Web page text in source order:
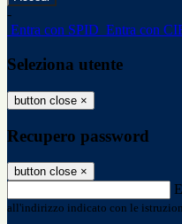
-
Entra con SPID Entra con
Seleziona utente
button close ×
Recupero password
button close ×
all'indirizzo indicato con le